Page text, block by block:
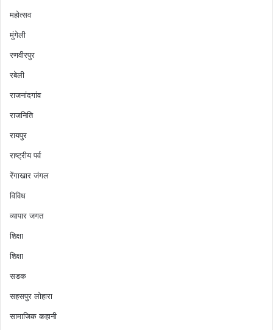
महोत्सव
मुंगेली
रणवीरपुर
रबेली
राजनांदगांव
राजनिति
रायपुर
राष्ट्रीय पर्व
रेंगाखार जंगल
विविध
व्यापार जगत
शिक्षा
शिक्षा
सडक
सहसपुर लोहारा
सामाजिक कहानी